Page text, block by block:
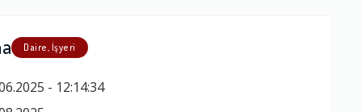
Daire, İşyeri
- 12:14:34